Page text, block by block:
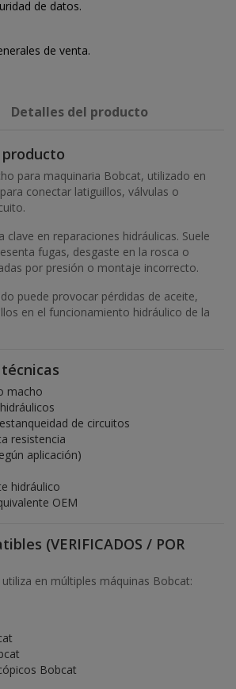
de datos.
de venta.
Detalles del producto
para maquinaria Bobcat, utilizado en
conectar latiguillos, válvulas o
clave en reparaciones hidráulicas. Suele
fugas, desgaste en la rosca o
por presión o montaje incorrecto.
puede provocar pérdidas de aceite,
en el funcionamiento hidráulico de la
macho
de circuitos
resistencia
aplicación)
hidráulico
OEM
(VERIFICADOS / POR
en múltiples máquinas Bobcat:
Bobcat